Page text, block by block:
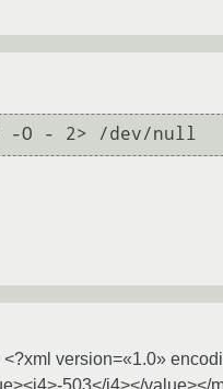
<?xml version=«1.0»
503</i4></value></